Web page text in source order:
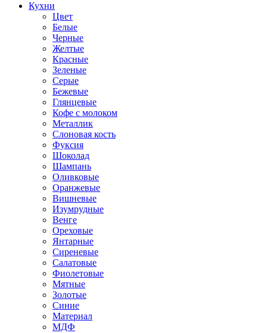
Кухни
Цвет
Белые
Черные
Желтые
Красные
Зеленые
Серые
Бежевые
Глянцевые
Кофе с молоком
Металлик
Слоновая кость
Фуксия
Шоколад
Шампань
Оливковые
Оранжевые
Вишневые
Изумрудные
Венге
Ореховые
Янтарные
Сиреневые
Салатовые
Фиолетовые
Мятные
Золотые
Синие
Материал
МДФ